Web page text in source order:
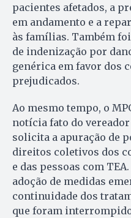
pacientes afetados, a
em andamento e a
às famílias. Também
de indenização por
genérica em favor dos
prejudicados.
Ao mesmo tempo, o
notícia fato do
solicita a apuração de
direitos coletivos dos
e das pessoas com
adoção de medidas
continuidade dos
que foram